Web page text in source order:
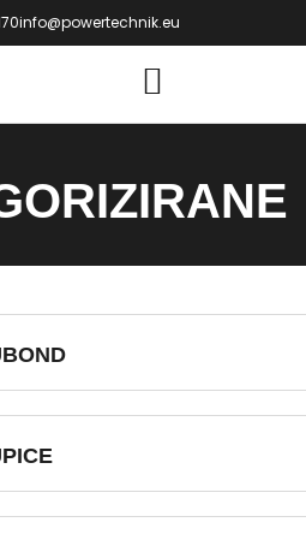
info@powertechnik.eu